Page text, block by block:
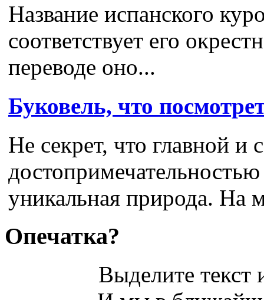
Название испанского
соответствует его
переводе оно...
Буковель, что
Не секрет, что главной и
достопримечательностью
уникальная природа. На
Опечатка?
Выделите